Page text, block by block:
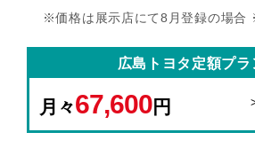
※価格は展示店にて8月登録の場合
広島トヨタ定額プラ
月々67,600円